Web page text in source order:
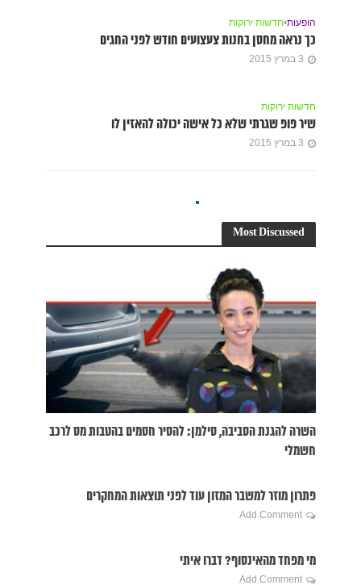
הופעות•חדשות ירוקות
כך נראה מחסן בחנות צעצועים חודש לפני החגים
3 במרץ 2015
חדשות ירוקות
שיר פופ שגרתי שלא כל אישה יכולה להאזין לו
3 במרץ 2015
הום סטיילינג צבעוני ומפתיע בדירה של גבר בפתח תקוה
3 במרץ 2015
ראיונות
מדוע רובוטים שנראים “אנושיים” מציפים אותנו ברתיעה
ודחיה?
3 במרץ 2015
חדשות ירוקות
מתכון מחית תפוחי אדמה מיוחד לאניני טעם
3 במרץ 2015
דלת מלח
3 במרץ 2015
חדשות ירוקות